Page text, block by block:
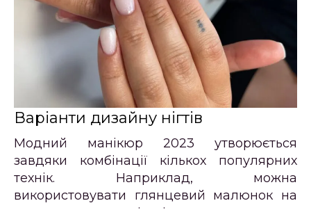
Варіанти дизайну нігтів
Модний манікюр 2023 утворюється
завдяки комбінації кількох популярних
технік. Наприклад, можна
використовувати глянцевий малюнок на